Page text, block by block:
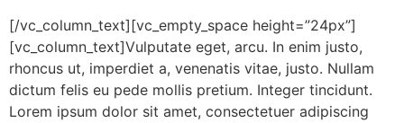
[/vc_column_text][vc_empty_space height=”24px”]
[vc_column_text]Vulputate eget, arcu. In enim justo,
rhoncus ut, imperdiet a, venenatis vitae, justo. Nullam
dictum felis eu pede mollis pretium. Integer tincidunt.
Lorem ipsum dolor sit amet, consectetuer adipiscing